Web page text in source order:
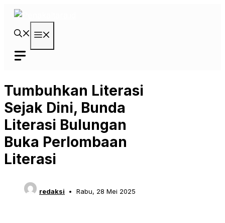
Langsung
Tumbuhkan Literasi
Sejak Dini, Bunda
Literasi Bulungan
Buka Perlombaan
Literasi
redaksi Rabu, 28 Mei 2025